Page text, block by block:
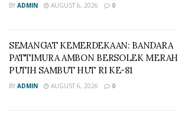
BY ADMIN AUGUST 6, 2026 0
SEMANGAT KEMERDEKAAN: BANDARA
PATTIMURA AMBON BERSOLEK MERAH
PUTIH SAMBUT HUT RI KE-81
BY ADMIN AUGUST 6, 2026 0